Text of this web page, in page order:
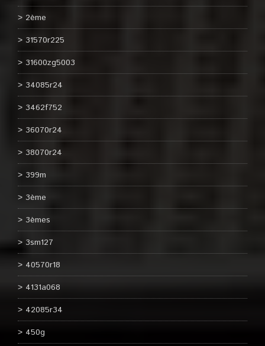
2ème
31570r225
31600zg5003
34085r24
3462f752
36070r24
38070r24
399m
3ème
3èmes
3sm127
40570r18
4131a068
42085r34
450g